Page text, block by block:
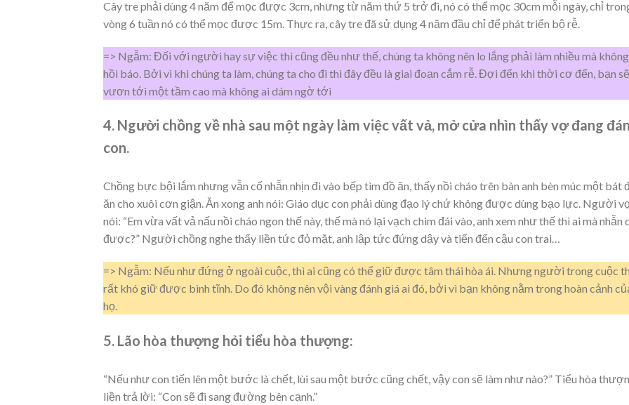
Cây tre phải dùng 4 năm để mọc được 3cm, nhưng từ năm thứ 5 trở đi, nó có thể mọc 30cm mỗi ngày, chỉ
vòng 6 tuần nó có thể mọc được 15m. Thực ra, cây tre đã sử dụng 4 năm đầu chỉ để phát triển bộ rễ.
=> Ngẫm: Đối với người hay sự việc thì cũng đều như thế, chúng ta không nên lo lắng phải làm nhiều mà
hồi báo. Bởi vì khi chúng ta làm, chúng ta cho đi thì đây đều là giai đoạn cắm rễ. Đợi đến khi thời cơ đến, bạn sẽ
vươn tới một tầm cao mà không ai dám ngờ tới
4. Người chồng về nhà sau một ngày làm việc vất vả, mở cửa nhìn thấy vợ đang
con.
Chồng bực bội lắm nhưng vẫn cố nhẫn nhịn đi vào bếp tìm đồ ăn, thấy nồi cháo trên bàn anh bèn múc một bát
ăn cho xuôi cơn giận. Ăn xong anh nói: Giáo dục con phải dùng đạo lý chứ không được dùng bạo lực. Người
nói: “Em vừa vất vả nấu nồi cháo ngon thế này, thế mà nó lại vạch chim đái vào, anh xem như thế thì ai mà nhẫn
được?” Người chồng nghe thấy liền tức đỏ mặt, anh lập tức đứng dậy và tiến đến cậu con trai…
=> Ngẫm: Nếu như đứng ở ngoài cuộc, thì ai cũng có thể giữ được tâm thái hòa ái. Nhưng người trong cuộc
rất khó giữ được bình tĩnh. Do đó không nên vội vàng đánh giá ai đó, bởi vì bạn không nằm trong hoàn cảnh
họ.
5. Lão hòa thượng hỏi tiểu hòa thượng:
“Nếu như con tiến lên một bước là chết, lùi sau một bước cũng chết, vậy con sẽ làm như nào?” Tiểu hòa
liền trả lời: “Con sẽ đi sang đường bên cạnh.”